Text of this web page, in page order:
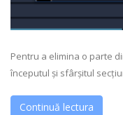
Pentru a elimina o parte
începutul și sfârșitul
Continuă lectura